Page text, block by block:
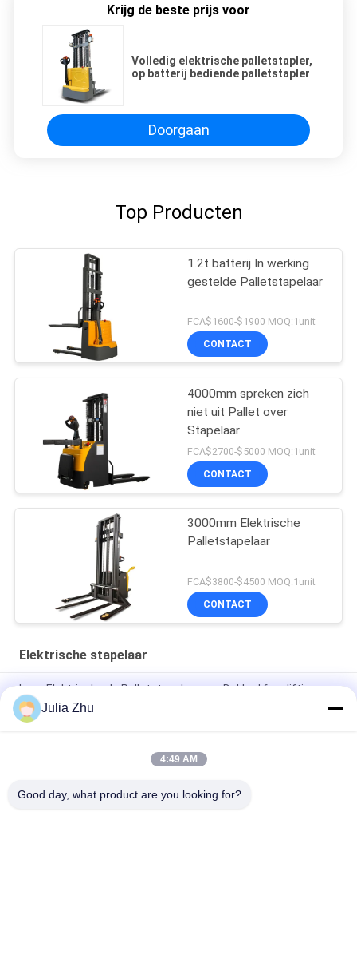
Krijg de beste prijs voor
Volledig elektrische palletstapler,
op batterij bediende palletstapler
Doorgaan
Top Producten
1.2t batterij In werking
gestelde Palletstapelaar
FCA$1600-$1900 MOQ:1unit
CONTACT
4000mm spreken zich
niet uit Pallet over
Stapelaar
FCA$2700-$5000 MOQ:1unit
CONTACT
3000mm Elektrische
Palletstapelaar
FCA$3800-$4500 MOQ:1unit
CONTACT
Elektrische stapelaar
Lage Elektrische de Palletstapelaar van Dakkad free lifting
2000kg
1200KG 24V 210Ah 3 Stadium Elektrische Voetstapelaar
Stapelaar van de het Dek Elektrische Pallet van Rider Straddle
Julia Zhu
4:49 AM
Good day, what product are you looking for?